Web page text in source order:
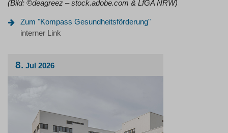
(Bild: ©deagreez – stock.adobe.com & LfGA NRW)
Zum "Kompass Gesundheitsförderung"
interner Link
8. Jul 2026